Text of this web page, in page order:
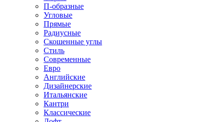
П-образные
Угловые
Прямые
Радиусные
Скошенные углы
Стиль
Современные
Евро
Английские
Дизайнерские
Итальянские
Кантри
Классические